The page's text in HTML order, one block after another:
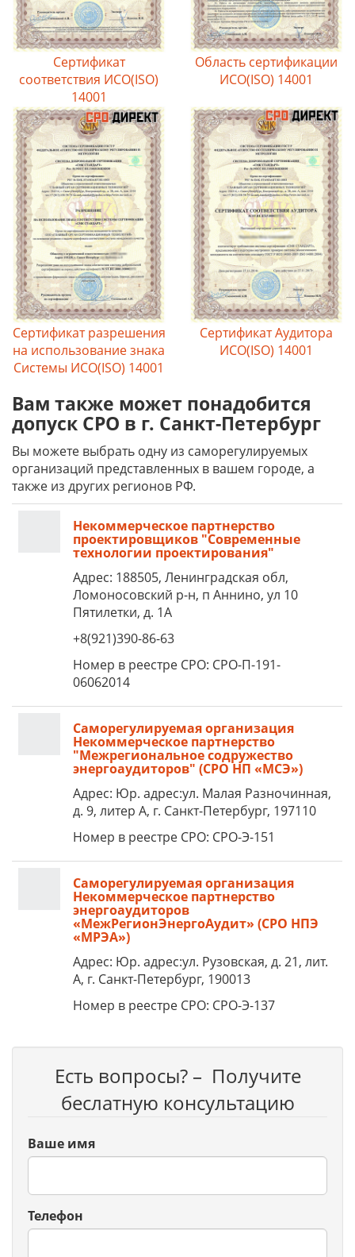
Сертификат
соответствия ИСО(ISO)
14001
Область сертификации
ИСО(ISO) 14001
Сертификат разрешения
на использование знака
Системы ИСО(ISO) 14001
Сертификат Аудитора
ИСО(ISO) 14001
Вам также может понадобится
допуск СРО в г. Санкт-Петербург
Вы можете выбрать одну из саморегулируемых
организаций представленных в вашем городе, а
также из других регионов РФ.
Некоммерческое партнерство
проектировщиков "Современные
технологии проектирования"
Адрес: 188505, Ленинградская обл,
Ломоносовский р-н, п Аннино, ул 10
Пятилетки, д. 1А
+8(921)390-86-63
Номер в реестре СРО: СРО-П-191-
06062014
Саморегулируемая организация
Некоммерческое партнерство
"Межрегиональное содружество
энергоаудиторов" (СРО НП «МСЭ»)
Адрес: Юр. адрес:ул. Малая Разночинная,
д. 9, литер А, г. Санкт-Петербург, 197110
Номер в реестре СРО: СРО-Э-151
Саморегулируемая организация
Некоммерческое партнерство
энергоаудиторов
«МежРегионЭнергоАудит» (СРО НПЭ
«МРЭА»)
Адрес: Юр. адрес:ул. Рузовская, д. 21, лит.
А, г. Санкт-Петербург, 190013
Номер в реестре СРО: СРО-Э-137
Есть вопросы? – Получите
беслатную консультацию
Ваше имя
Телефон